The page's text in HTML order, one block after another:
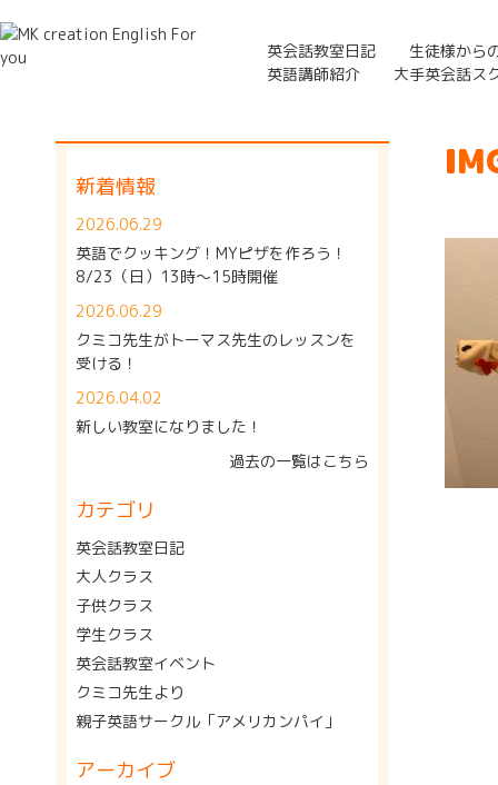
英会話教室日記
生徒様から
英語講師紹介
大手英会話ス
新着情報
2026.06.29
英語でクッキング！MYピザを作ろう！
8/23（日）13時～15時開催
2026.06.29
クミコ先生がトーマス先生のレッスンを
受ける！
2026.04.02
新しい教室になりました！
過去の一覧はこちら
カテゴリ
英会話教室日記
大人クラス
子供クラス
学生クラス
英会話教室イベント
クミコ先生より
親子英語サークル「アメリカンパイ」
アーカイブ